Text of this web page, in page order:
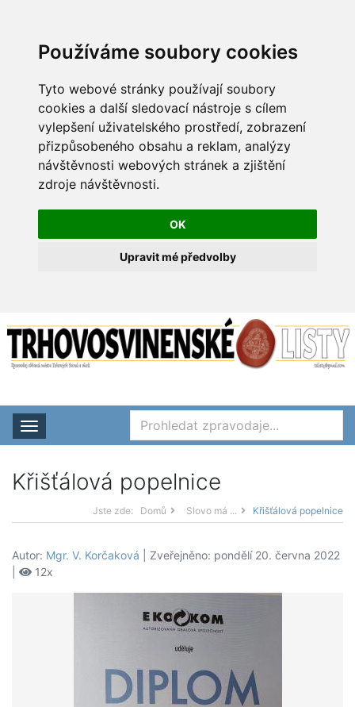
Používáme soubory cookies
Tyto webové stránky používají soubory
cookies a další sledovací nástroje s cílem
vylepšení uživatelského prostředí, zobrazení
přizpůsobeného obsahu a reklam, analýzy
návštěvnosti webových stránek a zjištění
zdroje návštěvnosti.
OK
Upravit mé předvolby
Rozbalit nabídku
Křišťálová popelnice
Jste zde: Domů Slovo má ... Křišťálová popelnice
Autor: Mgr. V. Korčaková | Zveřejněno: pondělí 20. června 2022
12x